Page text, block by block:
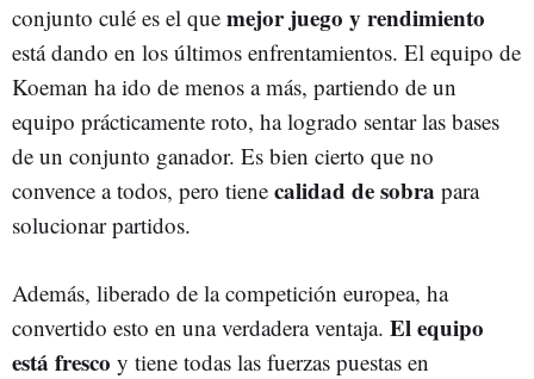
conjunto culé es el que mejor juego y rendimiento
está dando en los últimos enfrentamientos. El equipo de
Koeman ha ido de menos a más, partiendo de un
equipo prácticamente roto, ha logrado sentar las bases
de un conjunto ganador. Es bien cierto que no
convence a todos, pero tiene calidad de sobra para
solucionar partidos.
Además, liberado de la competición europea, ha
convertido esto en una verdadera ventaja. El equipo
está fresco y tiene todas las fuerzas puestas en